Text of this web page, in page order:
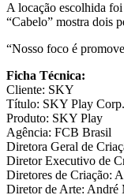
A locação escolhida
“Cabelo” mostra dois
“Nosso foco é
Ficha Técnica:
Cliente: SKY
Título: SKY Play Corp.
Produto: SKY Play
Agência: FCB Brasil
Diretora Geral de
Diretor Executivo de
Diretores de Criação:
Diretor de Arte: André